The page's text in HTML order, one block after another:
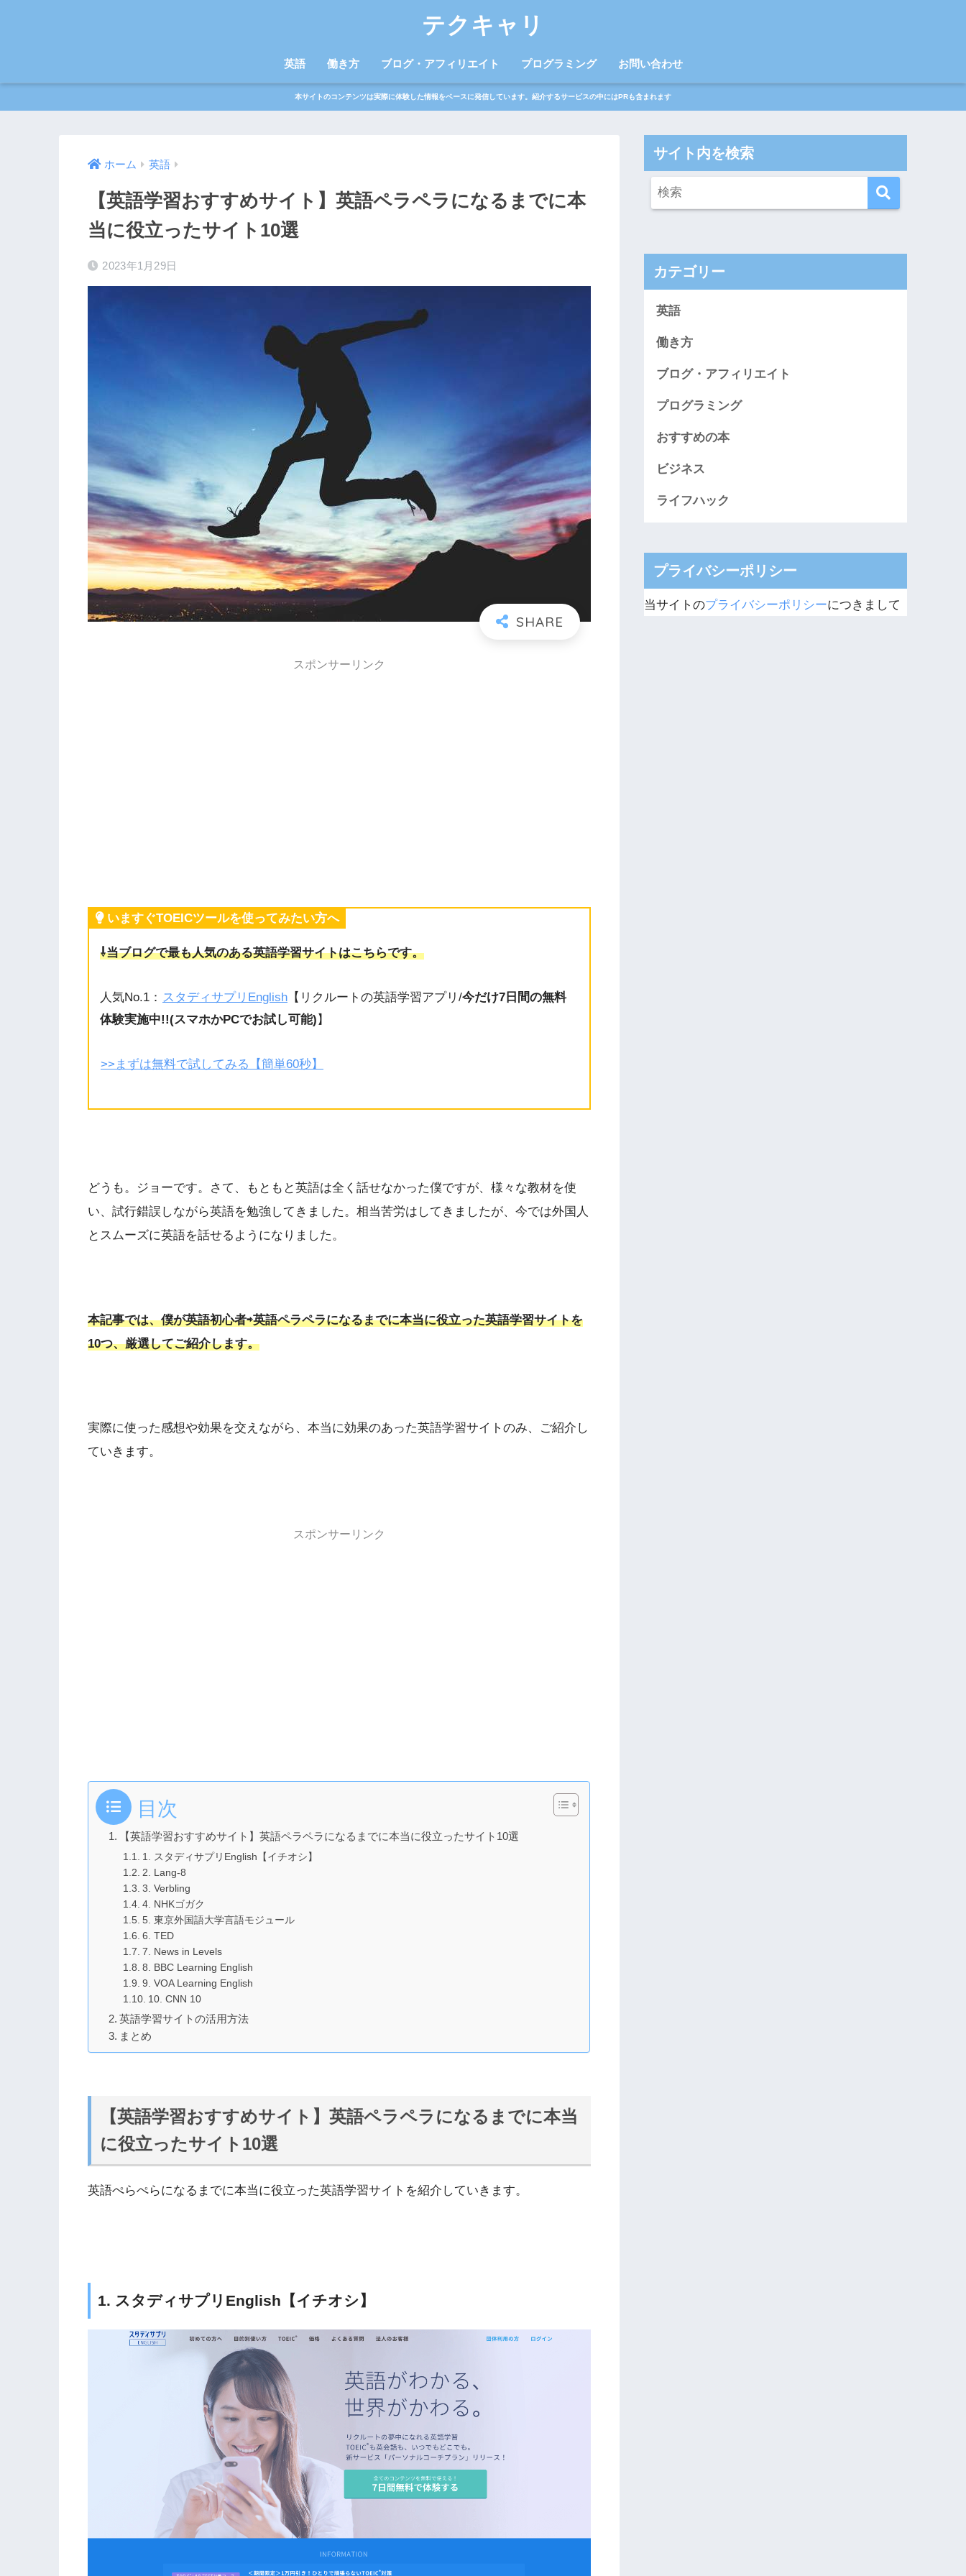
テクキャリ
英語 働き方 ブログ・アフィリエイト プログラミング お問い合わせ
本サイトのコンテンツは実際に体験した情報をベースに発信しています。紹介するサービスの中にはPRも含まれます
ホーム 英語
【英語学習おすすめサイト】英語ペラペラになるまでに本
当に役立ったサイト10選
2023年1月29日
スポンサーリンク
いますぐTOEICツールを使ってみたい方へ
⇩当ブログで最も人気のある英語学習サイトはこちらです。
人気No.1： スタディサプリEnglish 【リクルートの英語学習アプリ/今だけ7日間の無料
体験実施中!!(スマホかPCでお試し可能) 】
>>まずは無料で試してみる【簡単60秒】
どうも。ジョーです。さて、もともと英語は全く話せなかった僕ですが、様々な教材を使
い、試行錯誤しながら英語を勉強してきました。相当苦労はしてきましたが、今では外国人
とスムーズに英語を話せるようになりました。
本記事では、僕が英語初心者⇨英語ペラペラになるまでに本当に役立った英語学習サイトを
10つ、厳選してご紹介します。
実際に使った感想や効果を交えながら、本当に効果のあった英語学習サイトのみ、ご紹介し
ていきます。
スポンサーリンク
目次
【英語学習おすすめサイト】英語ペラペラになるまでに本当に役立ったサイト10選
1. スタディサプリEnglish【イチオシ】
2. Lang-8
3. Verbling
4. NHKゴガク
5. 東京外国語大学言語モジュール
6. TED
7. News in Levels
8. BBC Learning English
9. VOA Learning English
10. CNN 10
英語学習サイトの活用方法
まとめ
【英語学習おすすめサイト】英語ペラペラになるまでに本当
に役立ったサイト10選
英語ぺらぺらになるまでに本当に役立った英語学習サイトを紹介していきます。
1. スタディサプリEnglish【イチオシ】
サイト内を検索
カテゴリー
英語
働き方
ブログ・アフィリエイト
プログラミング
おすすめの本
ビジネス
ライフハック
プライバシーポリシー
当サイトのプライバシーポリシーにつきまして